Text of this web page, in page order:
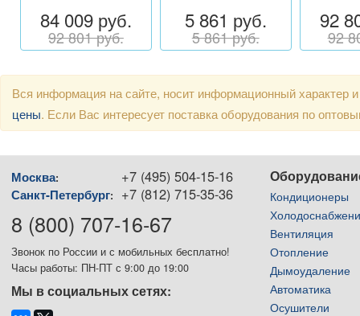
84 009 руб.
92 801 руб.
5 861 руб.
5 861 руб.
92
92
Вся информация на сайте, носит информационный
цены. Если Вас интересует поставка оборудования по
Москва: +7 (495) 504-15-16
Санкт-Петербург: +7 (812) 715-35-36
8 (800) 707-16-67
Звонок по России и с мобильных бесплатно!
Часы работы: ПН-ПТ с 9:00 до 19:00
Мы в социальных сетях:
Кондиционеры
Вентиляция
Отопление
Дымоудаление
Автоматика
Осушители